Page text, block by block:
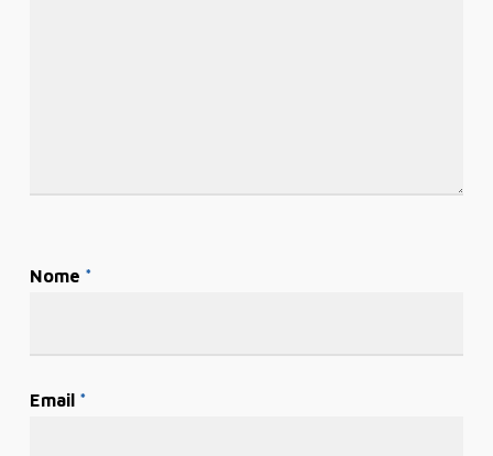
Nome *
Email *